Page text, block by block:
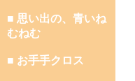
■ 思い出の、青いね
むねむ
■ お手手クロス